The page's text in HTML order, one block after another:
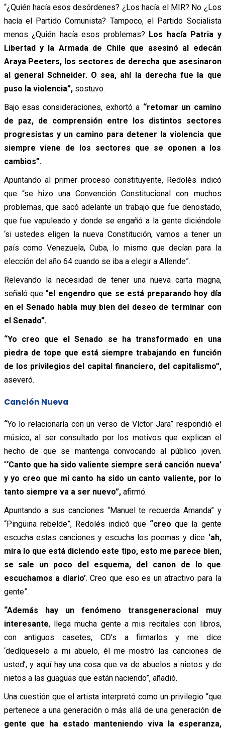
“¿Quién hacía esos desórdenes? ¿Los hacía el MIR? No ¿Los
hacía el Partido Comunista? Tampoco, el Partido Socialista
menos ¿Quién hacía esos problemas? Los hacía Patria y
Libertad y la Armada de Chile que asesinó al edecán
Araya Peeters, los sectores de derecha que asesinaron
al general Schneider. O sea, ahí la derecha fue la que
puso la violencia”,sostuvo.
Bajo esas consideraciones, exhortó a “retomar un camino
de paz, de comprensión entre los distintos sectores
progresistas y un camino para detener la violencia que
siempre viene de los sectores que se oponen a los
cambios”.
Apuntando al primer proceso constituyente, Redolés indicó
que “se hizo una Convención Constitucional con muchos
problemas, que sacó adelante un trabajo que fue denostado,
que fue vapuleado y donde se engañó a la gente diciéndole
‘si ustedes eligen la nueva Constitución, vamos a tener un
país como Venezuela, Cuba, lo mismo que decían para la
elección del año 64 cuando se iba a elegir a Allende”.
Relevando la necesidad de tener una nueva carta magna,
señaló que “el engendro que se está preparando hoy día
en el Senado habla muy bien del deseo de terminar con
el Senado”.
“Yo creo que el Senado se ha transformado en una
piedra de tope que está siempre trabajando en función
de los privilegios del capital financiero, del capitalismo”,
aseveró.
Canción Nueva
“Yo lo relacionaría con un verso de Víctor Jara” respondió el
músico, al ser consultado por los motivos que explican el
hecho de que se mantenga convocando al público joven.
“‘Canto que ha sido valiente siempre será canción nueva’
y yo creo que mi canto ha sido un canto valiente, por lo
tanto siempre va a ser nuevo”,afirmó.
Apuntando a sus canciones “Manuel te recuerda Amanda” y
“Pingüina rebelde”, Redolés indicó que “creoque la gente
escucha estas canciones y escucha los poemas y dice ‘ah,
mira lo que está diciendo este tipo, esto me parece bien,
se sale un poco del esquema, del canon de lo que
escuchamos a diario’. Creo que eso es un atractivo para la
gente”.
“Además hay un fenómeno transgeneracional muy
interesante, llega mucha gente a mis recitales con libros,
con antiguos casetes, CD’s a firmarlos y me dice
‘dedíqueselo a mi abuelo, él me mostró las canciones de
usted’, y aquí hay una cosa que va de abuelos a nietos y de
nietos a las guaguas que están naciendo”, añadió.
Una cuestión que el artista interpretó como un privilegio “que
pertenece a una generación o más allá de una generación de
gente que ha estado manteniendo viva la esperanza,